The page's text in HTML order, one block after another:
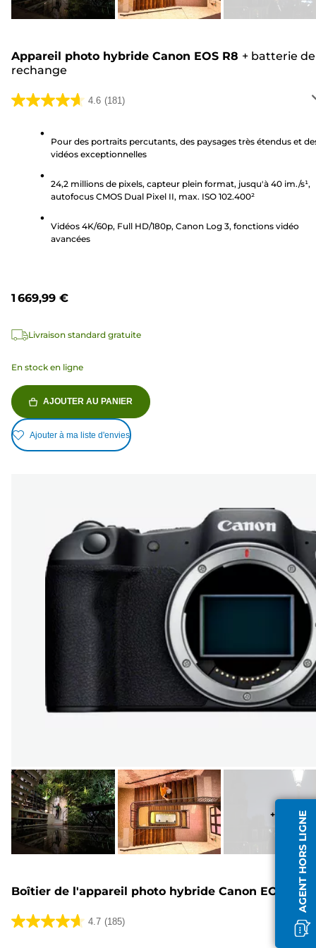
Appareil photo hybride Canon EOS R8 + batterie de
rechange
4.6 (181)
4.6
étoiles.
Pour des portraits percutants, des paysages très étendus et
vidéos exceptionnelles
24,2 millions de pixels, capteur plein format, jusqu'à 40 im./s¹,
autofocus CMOS Dual Pixel II, max. ISO 102.400²
Vidéos 4K/60p, Full HD/180p, Canon Log 3, fonctions vidéo
avancées
1 669,99 €
Livraison standard gratuite
En stock en ligne
AJOUTER AU PANIER
Ajouter à ma liste d'envies
+
Boîtier de l'appareil photo hybride Canon EOS R8
4.7 (185)
4.7
AGENT HORS LIGNE